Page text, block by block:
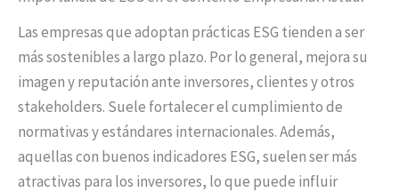
Las empresas que adoptan prácticas ESG tienden a ser
más sostenibles a largo plazo. Por lo general, mejora su
imagen y reputación ante inversores, clientes y otros
stakeholders. Suele fortalecer el cumplimiento de
normativas y estándares internacionales. Además,
aquellas con buenos indicadores ESG, suelen ser más
atractivas para los inversores, lo que puede influir